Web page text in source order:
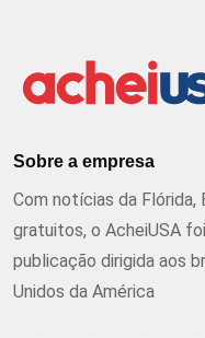
Sobre a empresa
Com notícias da Flórida,
gratuitos, o AcheiUSA
publicação dirigida aos
Unidos da América